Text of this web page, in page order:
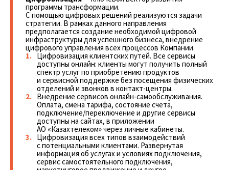
программы трансформации.
С помощью цифровых решений реализуются задачи
стратегии. В рамках данного направления
предполагается создание необходимой цифровой
инфраструктуры для успешного бизнеса, внедрение
цифрового управления всех процессов Компании.
Цифровизация клиентских путей. Все сервисы
доступны онлайн: клиенты могут получить полный
спектр услуг по приобретению продуктов
и сервисной поддержке без посещения физических
отделений и звонков в контакт-центры.
Внедрение сервисов онлайн-самообслуживания.
Оплата, смена тарифа, состояние счета,
подключение/переключение и другие сервисы
доступны на сайтах, в приложении
АО «Казахтелеком» через личные кабинеты.
Цифровизация всех типов взаимодействий
с потенциальными клиентами. Развернутая
информация об услугах и условиях подключения,
сервис самостоятельного подключения,